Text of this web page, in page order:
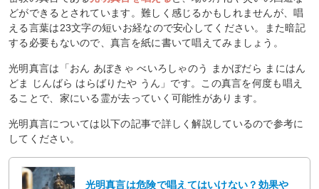
どができるとされています。難しく感じるかもしれませんが、唱
える言葉は23文字の短いお経なので安心してください。また暗記
する必要もないので、真言を紙に書いて唱えてみましょう。
光明真言は「おん あぼきゃ べいろしゃのう まかぼだら まにはん
どま じんばら はらばりたや うん」です。この真言を何度も唱え
ることで、家にいる霊が去っていく可能性があります。
光明真言については以下の記事で詳しく解説しているので参考に
してください。
光明真言は危険で唱えてはいけない？効果や